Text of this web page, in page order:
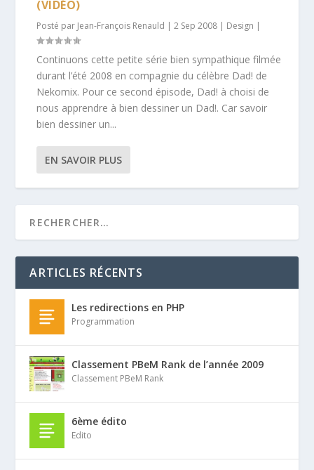
(VIDÉO)
Posté par Jean-François Renauld |2 Sep 2008 | Design |
Continuons cette petite série bien sympathique filmée
durant l’été 2008 en compagnie du célèbre Dad! de
Nekomix. Pour ce second épisode, Dad! à choisi de
nous apprendre à bien dessiner un Dad!. Car savoir
bien dessiner un...
EN SAVOIR PLUS
ARTICLES RÉCENTS
Les redirections en PHP
Programmation
Classement PBeM Rank de l’année 2009
Classement PBeM Rank
6ème édito
Edito